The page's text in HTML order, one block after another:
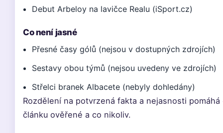
Debut Arbeloy na lavičce Realu (iSport.cz)
Co není jasné
Přesné časy gólů (nejsou v dostupných zdrojích)
Sestavy obou týmů (nejsou uvedeny ve zdrojích)
Střelci branek Albacete (nebyly dohledány)
Rozdělení na potvrzená fakta a nejasnosti
článku ověřené a co nikoliv.